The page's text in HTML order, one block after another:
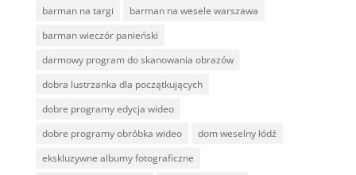
barman na targi
barman na wesele warszawa
barman wieczór panieński
darmowy program do skanowania obrazów
dobra lustrzanka dla początkujących
dobre programy edycja wideo
dobre programy obróbka wideo
dom weselny łódź
ekskluzywne albumy fotograficzne